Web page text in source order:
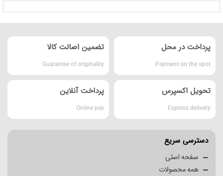
پرداخت در محل
Payment on the spot
تضمین اصالت کالا
Guarantee of originality
تحویل اکسپرس
Express delivery
پرداخت آنلاین
Online pay
دسترسی سریع
صفحه اصلی
همه محصولات